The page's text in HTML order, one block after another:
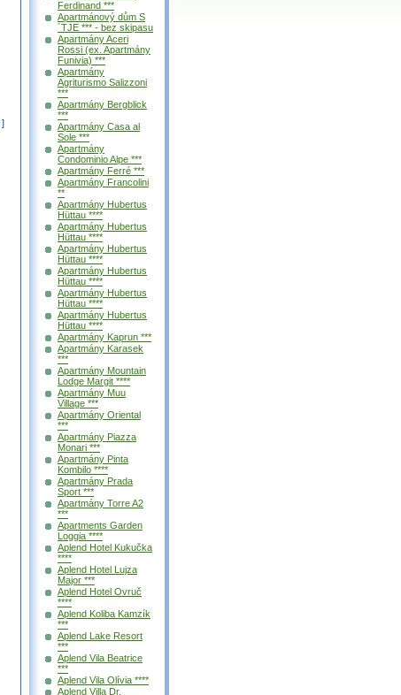
]
Ferdinand ***
Apartmánový dům S
´TJE *** - bez skipasu
Apartmány Aceri
Rossi (ex. Apartmány
Funivia) ***
Apartmány
Agriturismo Salizzoni
***
Apartmány Bergblick
***
Apartmány Casa al
Sole ***
Apartmány
Condominio Alpe ***
Apartmány Ferré ***
Apartmány Francolini
**
Apartmány Hubertus
Hüttau ****
Apartmány Hubertus
Hüttau ****
Apartmány Hubertus
Hüttau ****
Apartmány Hubertus
Hüttau ****
Apartmány Hubertus
Hüttau ****
Apartmány Hubertus
Hüttau ****
Apartmány Kaprun ***
Apartmány Karasek
***
Apartmány Mountain
Lodge Margit ****
Apartmány Muu
Village ***
Apartmány Oriental
***
Apartmány Piazza
Monari ***
Apartmány Pinta
Kombilo ****
Apartmány Prada
Sport ***
Apartmány Torre A2
***
Apartments Garden
Loggia ****
Aplend Hotel Kukučka
****
Aplend Hotel Lujza
Major ***
Aplend Hotel Ovruč
****
Aplend Koliba Kamzík
***
Aplend Lake Resort
***
Aplend Vila Beatrice
***
Aplend Vila Olívia ****
Aplend Villa Dr.